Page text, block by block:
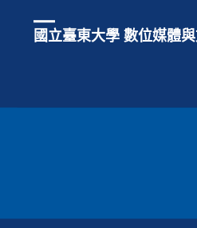
國立臺東大學 數位媒體